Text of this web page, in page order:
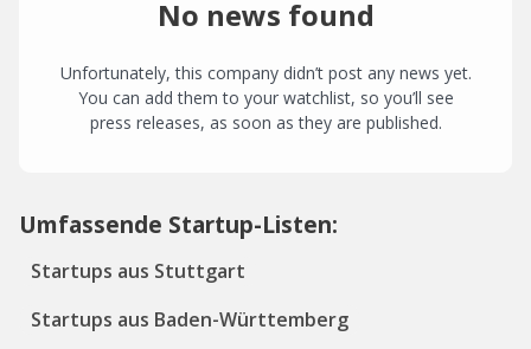
No news found
Unfortunately, this company didn’t post any news yet.
You can add them to your watchlist, so you’ll see
press releases, as soon as they are published.
Umfassende Startup-Listen:
Startups aus Stuttgart
Startups aus Baden-Württemberg